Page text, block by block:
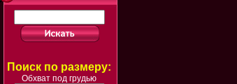
Поиск по размеру:
Обхват под грудью